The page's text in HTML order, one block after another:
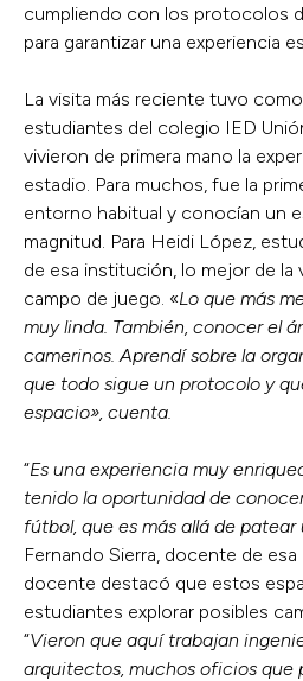
cumpliendo con los protocolos
para garantizar una experiencia
La visita más reciente tuvo
estudiantes del colegio IED
vivieron de primera mano la
estadio. Para muchos, fue la
entorno habitual y conocían un
magnitud. Para Heidi López,
de esa institución, lo mejor de la
campo de juego. «Lo que más
muy linda. También, conocer el
camerinos. Aprendí sobre la
que todo sigue un protocolo y
espacio», cuenta.
“Es una experiencia muy
tenido la oportunidad de
fútbol, que es más allá de patear
Fernando Sierra, docente de
docente destacó que estos
estudiantes explorar posibles
“Vieron que aquí trabajan
arquitectos, muchos oficios que